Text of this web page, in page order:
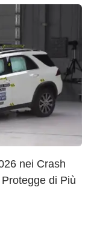
nei Crash
di Più